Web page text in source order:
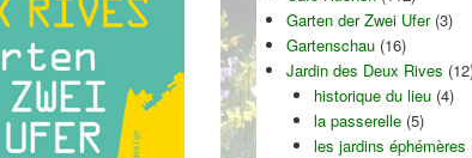
Garten der Zwei Ufer(3)
Gartenschau (16)
Jardin des Deux Rives
historique du lieu(4)
la passerelle(5)
les jardins éphémères